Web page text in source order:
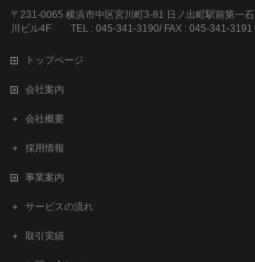
〒231-0065 横浜市中区宮川町3-81 日ノ出町駅前第一石
川ビル4F TEL : 045-341-3190/ FAX : 045-341-3191
トップページ
会社案内
会社概要
採用情報
事業案内
サービスの流れ
取引実績